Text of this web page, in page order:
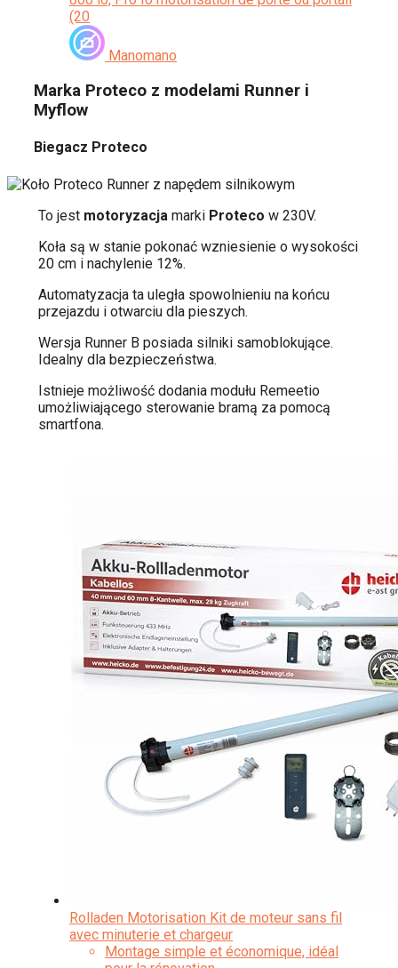
(20
Manomano
Marka Proteco z modelami Runner i
Myflow
Biegacz Proteco
To jest motoryzacjamarki Proteco w 230V.
Koła są w stanie pokonać wzniesienie o wysokości
20 cm i nachylenie 12%.
Automatyzacja ta uległa spowolnieniu na końcu
przejazdu i otwarciu dla pieszych.
Wersja Runner B posiada silniki samoblokujące.
Idealny dla bezpieczeństwa.
Istnieje możliwość dodania modułu Remeetio
umożliwiającego sterowanie bramą za pomocą
smartfona.
Rolladen Motorisation Kit de moteur sans fil
avec minuterie et chargeur
Montage simple et économique, idéal